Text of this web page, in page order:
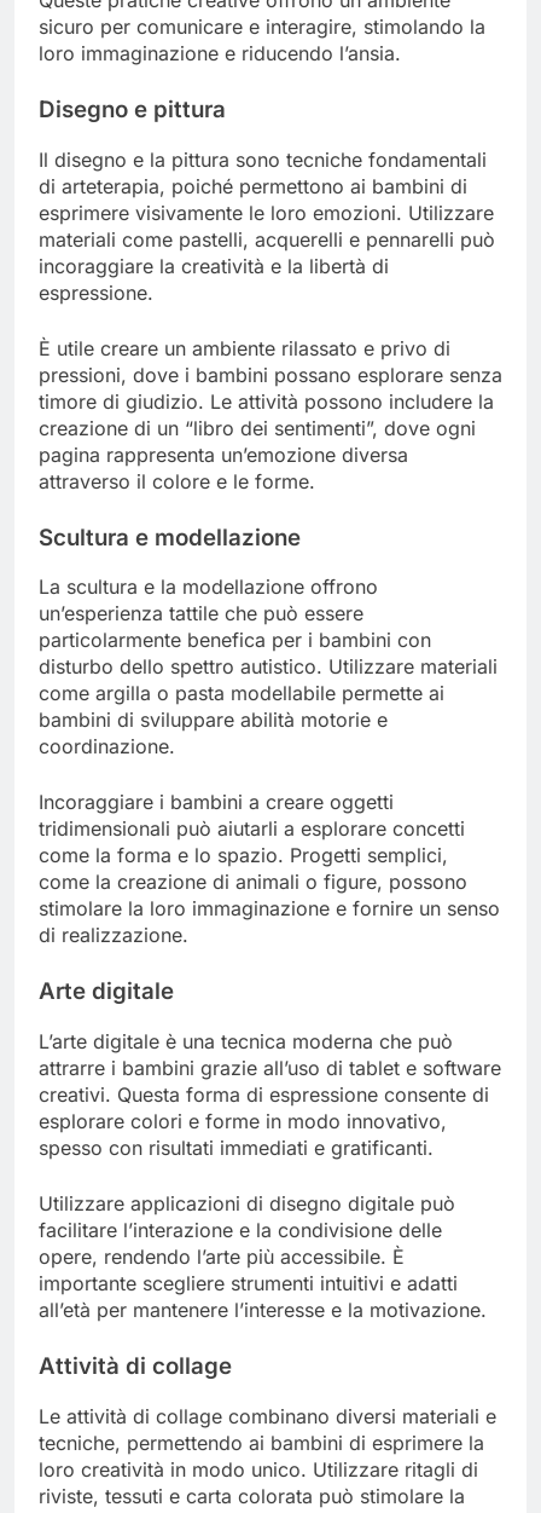
sicuro per comunicare e interagire, stimolando la
loro immaginazione e riducendo l’ansia.
Disegno e pittura
Il disegno e la pittura sono tecniche fondamentali
di arteterapia, poiché permettono ai bambini di
esprimere visivamente le loro emozioni. Utilizzare
materiali come pastelli, acquerelli e pennarelli può
incoraggiare la creatività e la libertà di
espressione.
È utile creare un ambiente rilassato e privo di
pressioni, dove i bambini possano esplorare senza
timore di giudizio. Le attività possono includere la
creazione di un “libro dei sentimenti”, dove ogni
pagina rappresenta un’emozione diversa
attraverso il colore e le forme.
Scultura e modellazione
La scultura e la modellazione offrono
un’esperienza tattile che può essere
particolarmente benefica per i bambini con
disturbo dello spettro autistico. Utilizzare materiali
come argilla o pasta modellabile permette ai
bambini di sviluppare abilità motorie e
coordinazione.
Incoraggiare i bambini a creare oggetti
tridimensionali può aiutarli a esplorare concetti
come la forma e lo spazio. Progetti semplici,
come la creazione di animali o figure, possono
stimolare la loro immaginazione e fornire un senso
di realizzazione.
Arte digitale
L’arte digitale è una tecnica moderna che può
attrarre i bambini grazie all’uso di tablet e software
creativi. Questa forma di espressione consente di
esplorare colori e forme in modo innovativo,
spesso con risultati immediati e gratificanti.
Utilizzare applicazioni di disegno digitale può
facilitare l’interazione e la condivisione delle
opere, rendendo l’arte più accessibile. È
importante scegliere strumenti intuitivi e adatti
all’età per mantenere l’interesse e la motivazione.
Attività di collage
Le attività di collage combinano diversi materiali e
tecniche, permettendo ai bambini di esprimere la
loro creatività in modo unico. Utilizzare ritagli di
riviste, tessuti e carta colorata può stimolare la